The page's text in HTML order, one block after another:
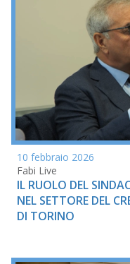
10 febbraio 2026
Fabi Live
IL RUOLO DEL
NEL SETTORE DEL
DI TORINO